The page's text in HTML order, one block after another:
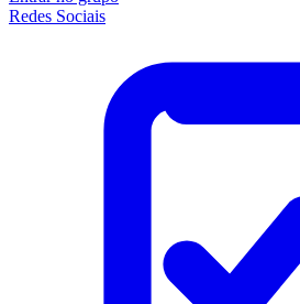
Redes Sociais